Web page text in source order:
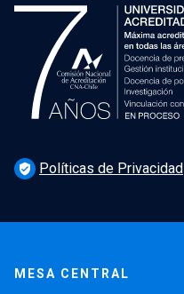
verified_user Políticas de Privacidad
MESA CENTRAL